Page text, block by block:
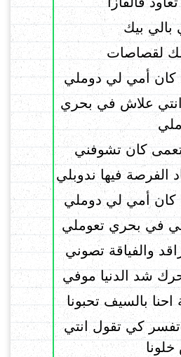
بيك
لقصاصات
كان أمي لي دوملي
علاش في بحري
كان تشوفني
فيها ندوبلي
كان أمي لي دوملي
في بحري تعوملي
والفياقة تصوني
شد الدنيا موفي
احنا بالسيف تحبونا
تفسر كي تقول انتي